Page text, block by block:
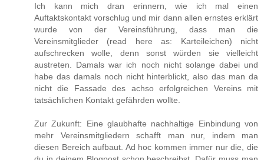
Ich kann mich dran erinnern, wie ich mal einen
Auftaktskontakt vorschlug und mir dann allen ernstes erklärt
wurde von der Vereinsführung, dass man die
Vereinsmitglieder (read here as: Karteileichen) nicht
aufschrecken wolle, denn sonst würden sie vielleicht
austreten. Damals war ich noch nicht solange dabei und
habe das damals noch nicht hinterblickt, also das man da
nicht die Fassade des achso erfolgreichen Vereins mit
tatsächlichen Kontakt gefährden wollte.
Zur Zukunft: Eine glaubhafte nachhaltige Einbindung von
mehr Vereinsmitgliedern schafft man nur, indem man
diesen Bereich aufbaut. Ad hoc kommen immer nur die, die